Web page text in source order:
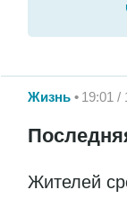
Жизнь 19:01 /
Жителей